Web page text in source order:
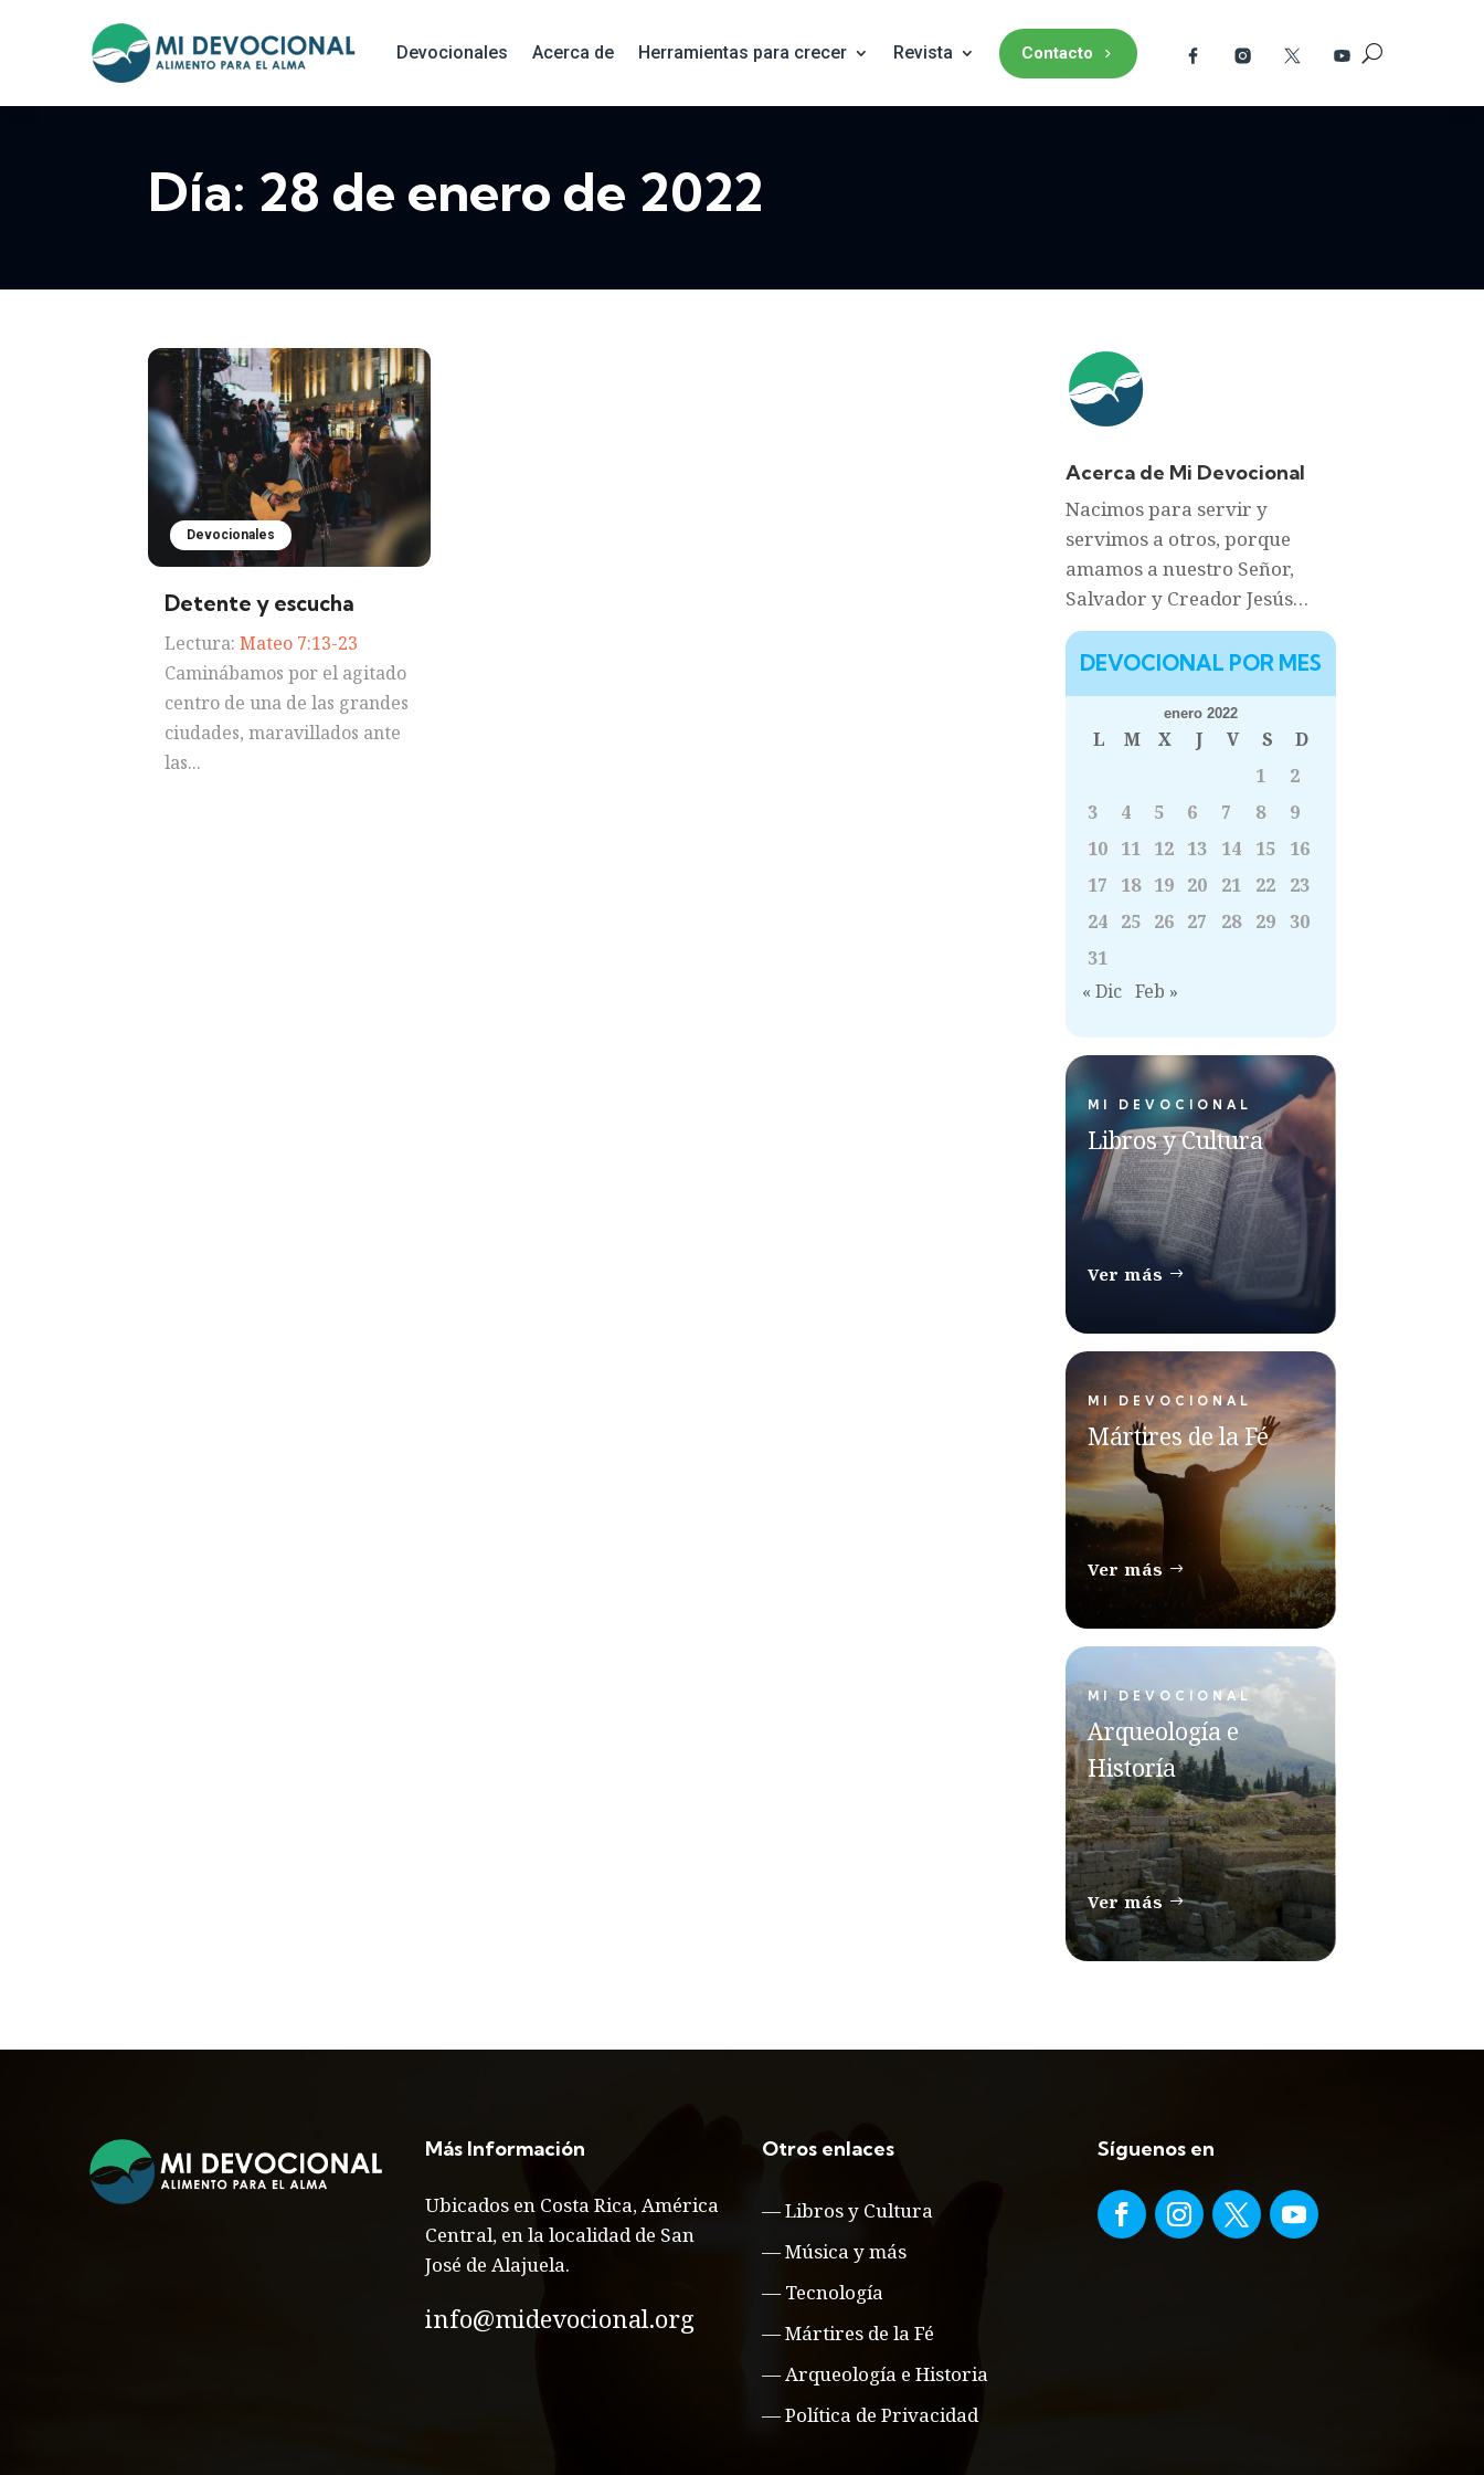
Devocionales Acerca de Herramientas para crecer Revista Contacto
Día: 28 de enero de 2022
Devocionales
Detente y escucha
Lectura:Mateo 7:13-23
Caminábamos por el agitado
centro de una de las grandes
ciudades, maravillados ante
las...
Acerca de Mi Devocional
Nacimos para servir y
servimos a otros, porque
amamos a nuestro Señor,
Salvador y Creador Jesús…
DEVOCIONAL POR MES
enero 2022
L M X J V S
D
1
2
3
4 5 6 7 8
9
10 11 12 13 14 15
16
17
18 19 20 21 22
23
24 25 26 27 28 29
30
31
« Dic Feb »
MI DEVOCIONAL
Libros y Cultura
Ver más
MI DEVOCIONAL
Mártires de la Fé
Ver más
MI DEVOCIONAL
Arqueología e
Historía
Ver más
Más Información
Ubicados en Costa Rica, América
Central, en la localidad de San
José de Alajuela.
info@midevocional.org
Otros enlaces
—Libros y Cultura
—Música y más
— Tecnología
—Mártires de la Fé
—Arqueología e Historia
—Política de Privacidad
Síguenos en